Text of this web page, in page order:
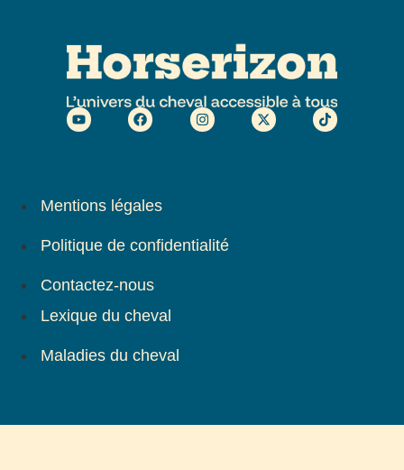
Mentions légales
Politique de confidentialité
Contactez-nous
Lexique du cheval
Maladies du cheval